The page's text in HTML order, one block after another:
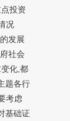
投资
况
发展
社会
化,都
题各行
考虑
基础证